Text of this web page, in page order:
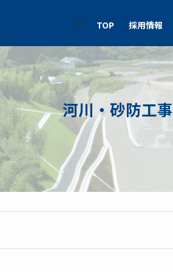
TOP 採用情報
河川・砂防工事